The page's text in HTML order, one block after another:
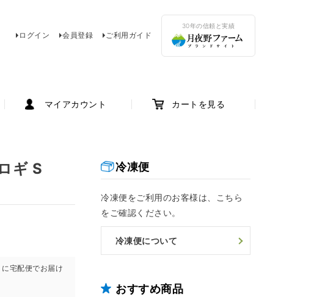
ログイン 会員登録 ご利用ガイド
30年の信頼と実績
マイアカウント カートを見る
冷凍便
冷凍便をご利用のお客様は、こちら
をご確認ください。
冷凍便について
おすすめ商品
ギ S
に宅配便でお届け